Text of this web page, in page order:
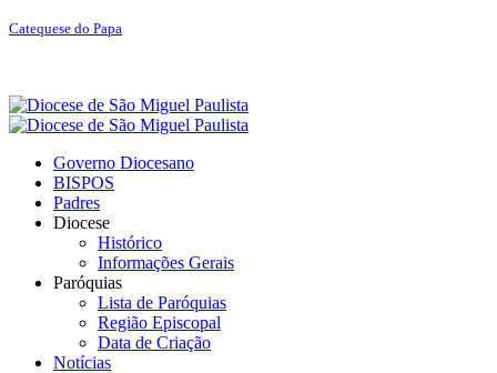
Catequese do Papa
Governo Diocesano
BISPOS
Padres
Diocese
Histórico
Informações Gerais
Paróquias
Lista de Paróquias
Região Episcopal
Data de Criação
Notícias